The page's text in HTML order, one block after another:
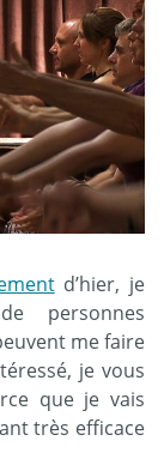
d’hier, je
personnes
me faire
je vous
que je vais
très efficace